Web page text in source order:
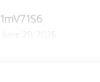
June 20, 2026